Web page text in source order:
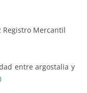
Registro Mercantil
entre argostalia y